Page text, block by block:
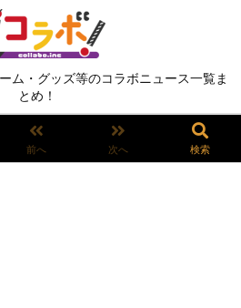
ム・グッズ等のコラボニュース一覧ま
とめ！
前へ 次へ 検索